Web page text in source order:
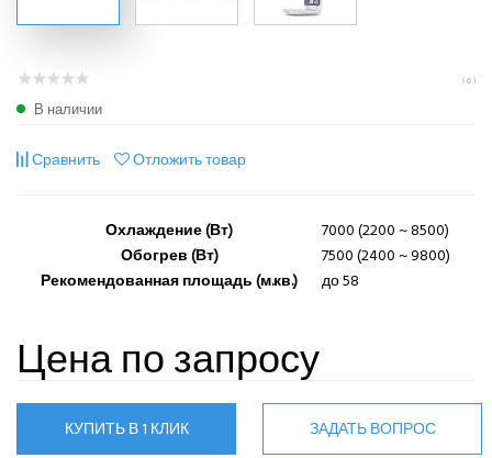
( 0 )
В наличии
Сравнить Отложить товар
Охлаждение (Вт)
7000 (2200 ~ 8500)
Обогрев (Вт)
7500 (2400 ~ 9800)
Рекомендованная площадь (м.кв.)
до 58
Цена по запросу
КУПИТЬ В 1 КЛИК ЗАДАТЬ ВОПРОС